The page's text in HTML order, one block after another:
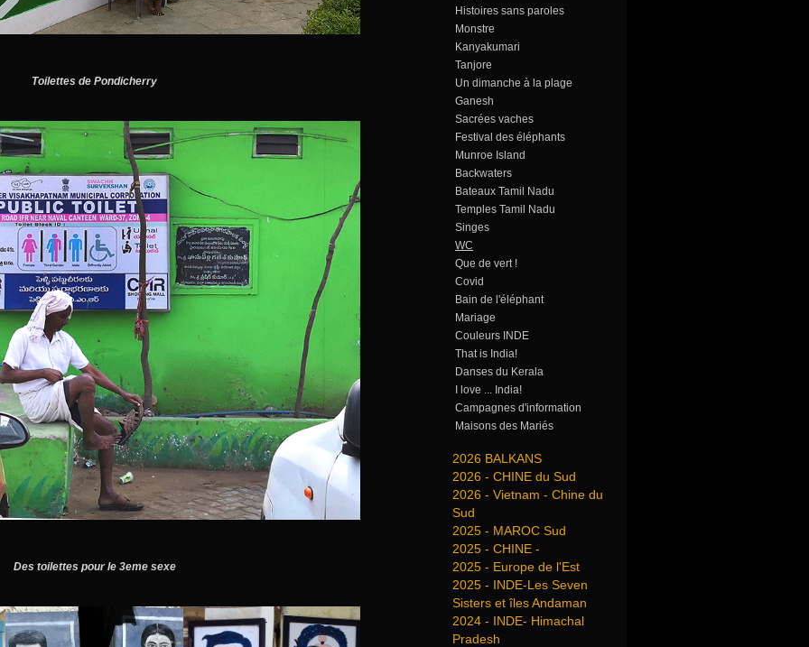
Toilettes de Pondicherry
Des toilettes pour le 3eme sexe
Histoires sans paroles
Monstre
Kanyakumari
Tanjore
Un dimanche à la plage
Ganesh
Sacrées vaches
Festival des éléphants
Munroe Island
Backwaters
Bateaux Tamil Nadu
Temples Tamil Nadu
Singes
WC
Que de vert !
Covid
Bain de l'éléphant
Mariage
Couleurs INDE
That is India!
Danses du Kerala
I love ... India!
Campagnes d'information
Maisons des Mariés
2026 BALKANS
2026 - CHINE du Sud
2026 - Vietnam - Chine du
Sud
2025 - MAROC Sud
2025 - CHINE -
2025 - Europe de l'Est
2025 - INDE-Les Seven
Sisters et îles Andaman
2024 - INDE- Himachal
Pradesh